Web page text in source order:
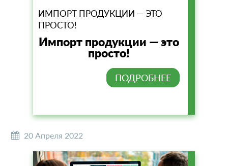
ИМПОРТ ПРОДУКЦИИ — ЭТО
ПРОСТО!
Импорт продукции — это
просто!
ПОДРОБНЕЕ
20 Апреля 2022